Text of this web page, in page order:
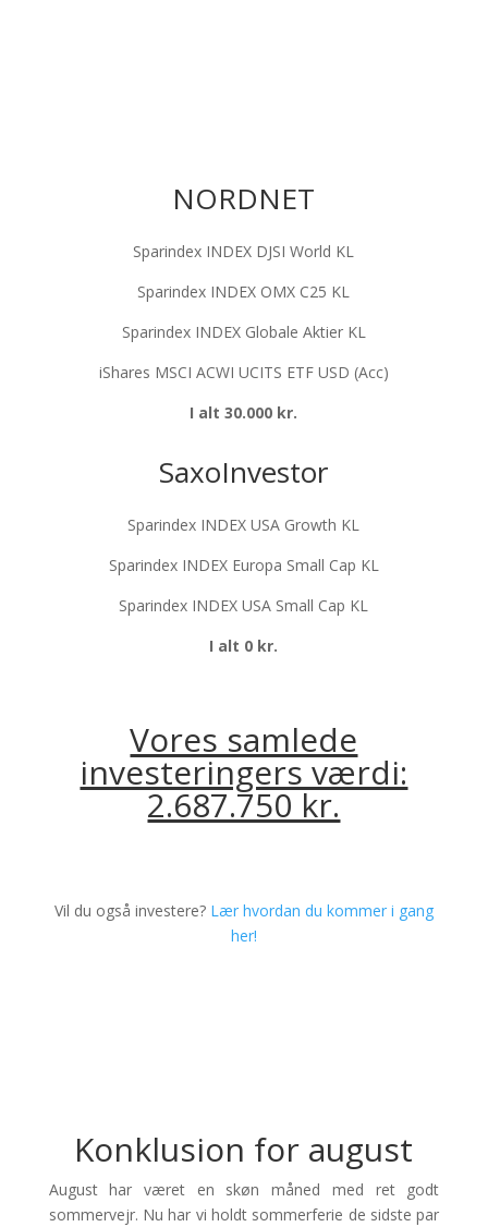
NORDNET
Sparindex INDEX DJSI World KL
Sparindex INDEX OMX C25 KL
Sparindex INDEX Globale Aktier KL
iShares MSCI ACWI UCITS ETF USD (Acc)
I alt 30.000 kr.
SaxoInvestor
Sparindex INDEX USA Growth KL
Sparindex INDEX Europa Small Cap KL
Sparindex INDEX USA Small Cap KL
I alt 0 kr.
Vores samlede
investeringers værdi:
2.687.750 kr.
Vil du også investere? Lær hvordan du kommer i gang
her!
Konklusion for august
August har været en skøn måned med ret godt
sommervejr. Nu har vi holdt sommerferie de sidste par